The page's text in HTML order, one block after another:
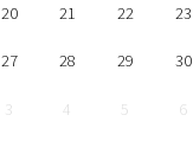
20 21 22 23
27 28 29 30
3 4 5 6